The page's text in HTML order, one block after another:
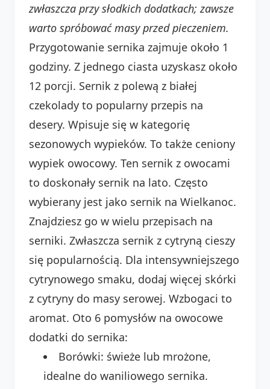
zwłaszcza przy słodkich dodatkach; zawsze
warto spróbować masy przed pieczeniem.
Przygotowanie sernika zajmuje około 1
godziny. Z jednego ciasta uzyskasz około
12 porcji. Sernik z polewą z białej
czekolady to popularny przepis na
desery. Wpisuje się w kategorię
sezonowych wypieków. To także ceniony
wypiek owocowy. Ten sernik z owocami
to doskonały sernik na lato. Często
wybierany jest jako sernik na Wielkanoc.
Znajdziesz go w wielu przepisach na
serniki. Zwłaszcza sernik z cytryną cieszy
się popularnością. Dla intensywniejszego
cytrynowego smaku, dodaj więcej skórki
z cytryny do masy serowej. Wzbogaci to
aromat. Oto 6 pomysłów na owocowe
dodatki do sernika:
Borówki: świeże lub mrożone,
idealne do waniliowego sernika.